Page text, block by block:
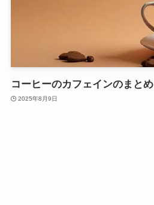
コーヒーのカフェインのまとめ
2025年8月9日